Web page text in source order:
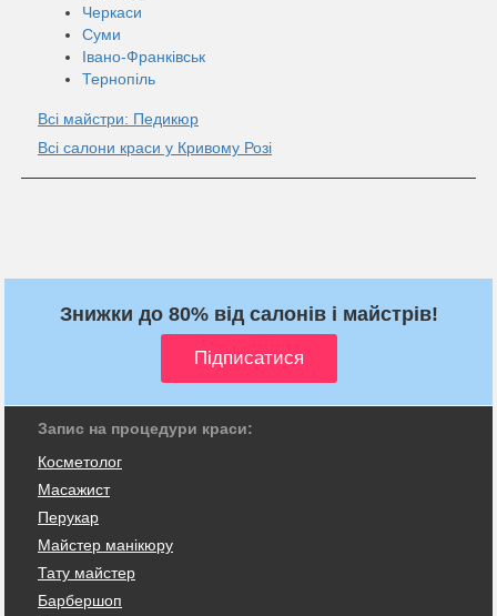
Черкаси
Суми
Івано-Франківськ
Тернопіль
Всі майстри: Педикюр
Всі салони краси у Кривому Розі
Знижки до 80% від салонів і майстрів!
Запис на процедури краси:
Косметолог
Масажист
Перукар
Майстер манікюру
Тату майстер
Барбершоп